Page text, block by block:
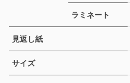
ラミネート
見返し紙
サイズ